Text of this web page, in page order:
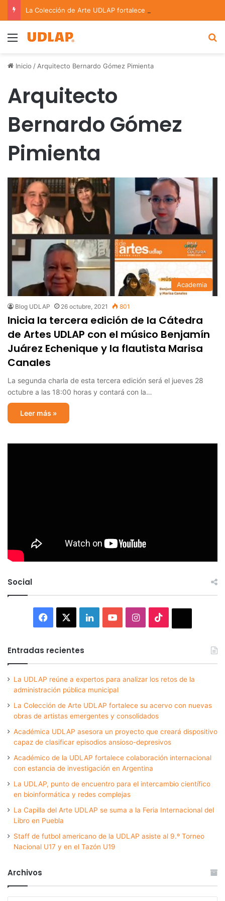
Menu
Inicio / Arquitecto Bernardo Gómez Pimienta
Arquitecto
Bernardo Gómez
Pimienta
Academia
Blog UDLAP 26 octubre, 2021 801
Inicia la tercera edición de la Cátedra
de Artes UDLAP con el músico Benjamín
Juárez Echenique y la flautista Marisa
Canales
La segunda charla de esta tercera edición será el jueves 28
octubre a las 18:00 horas y contará con la…
Leer más »
Social
Facebook LinkedInYouTubeInstagram
Entradas recientes
La UDLAP reúne a expertos para analizar los retos de la
administración pública municipal
La Colección de Arte UDLAP fortalece su acervo con nuevas
obras de artistas emergentes y consolidados
Académica UDLAP asesora un proyecto que creará dispositivo
capaz de clasificar episodios ansioso-depresivos
Académico de la UDLAP fortalece colaboración internacional
con estancia de investigación en Argentina
La UDLAP, punto de encuentro para el intercambio científico
en bioinformática y redes complejas
La Capilla del Arte UDLAP se suma a la Feria Internacional del
Libro en Puebla
Staff de futbol americano de la UDLAP asiste al 9.º Torneo
Nacional U17 y en el Tazón U19
Archivos